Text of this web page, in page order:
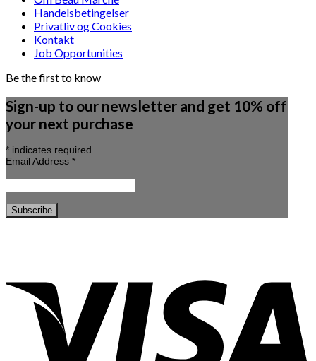
Handelsbetingelser
Privatliv og Cookies
Kontakt
Job Opportunities
Be the first to know
Sign-up to our newsletter and get 10% off
your next purchase
* indicates required
Email Address *